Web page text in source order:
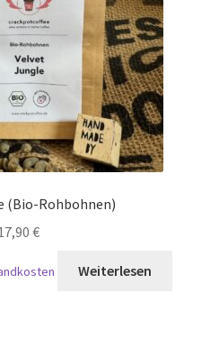
(Bio-Rohbohnen)
€
Weiterlesen